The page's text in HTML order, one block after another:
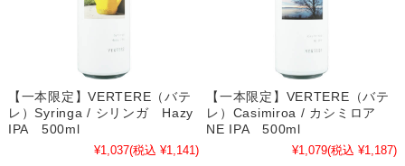
【一本限定】VERTERE（バテ
レ）Syringa / シリンガ Hazy
IPA 500ml
¥1,037(税込 ¥1,141)
【一本限定】VERTERE（バテ
レ）Casimiroa / カシミロア
NE IPA 500ml
¥1,079(税込 ¥1,187)